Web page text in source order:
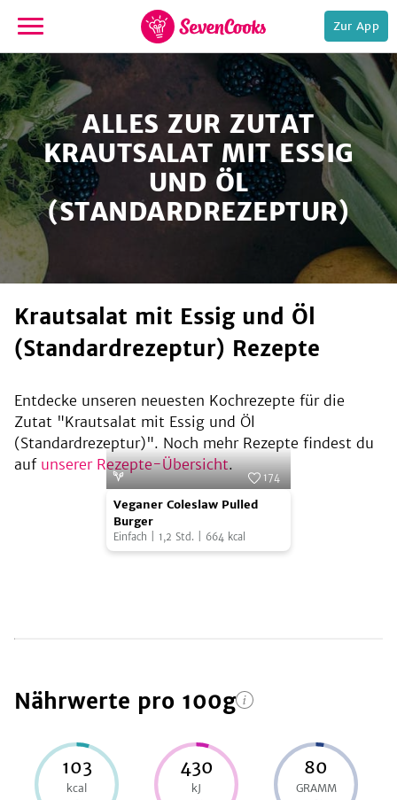
zur
Startseite
Zur App
ALLES ZUR ZUTAT
KRAUTSALAT MIT ESSIG
UND ÖL
(STANDARDREZEPTUR)
Krautsalat mit Essig und Öl
(Standardrezeptur) Rezepte
Entdecke unseren neuesten Kochrezepte für die
Zutat "Krautsalat mit Essig und Öl
(Standardrezeptur)". Noch mehr Rezepte findest du
auf unserer Rezepte-Übersicht.
Veganer
Coleslaw
Pulled
Foto: planted
174
Veganer Coleslaw Pulled
Burger
Einfach 1,2 Std. 664 kcal
Nährwerte pro 100g
103
kcal
430
kJ
80
GRAMM